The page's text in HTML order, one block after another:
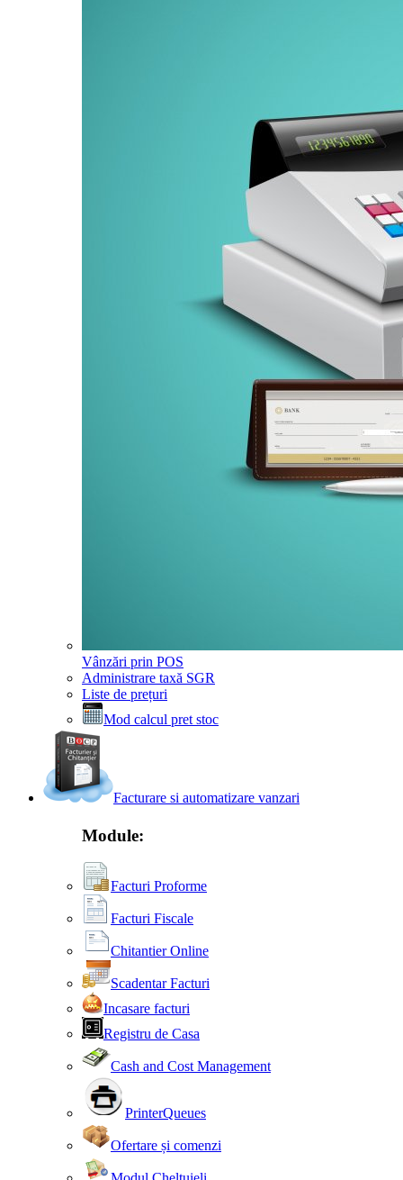
Vânzări prin POS
Administrare taxă SGR
Liste de prețuri
Mod calcul pret stoc
Facturare si automatizare vanzari
Module:
Facturi Proforme
Facturi Fiscale
Chitantier Online
Scadentar Facturi
Incasare facturi
Registru de Casa
Cash and Cost Management
PrinterQueues
Ofertare și comenzi